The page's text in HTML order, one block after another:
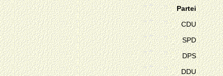
Partei
CDU
SPD
DPS
DDU